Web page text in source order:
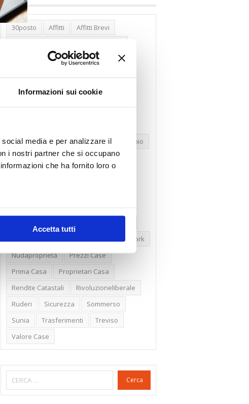
Informazioni sui cookie
media e per analizzare il
i nostri partner che si occupano
che ha fornito loro o
Accetta tutti
30posto Affitti
Affitti Brevi
Banca Woolwich
Bilocali
Cambioabitazione
Carenza Alloggi
Compravendite Immobiliari
Condominio
Confcommercio
Confedilizia.EU
New York
Nudaproprietà
Prezzi Case
Prima Casa
Proprietari Casa
Rendite Catastali
Rivoluzioneliberale
Ruderi
Sicurezza
Sommerso
Sunia
Trasferimenti
Treviso
Valore Case
Cerca